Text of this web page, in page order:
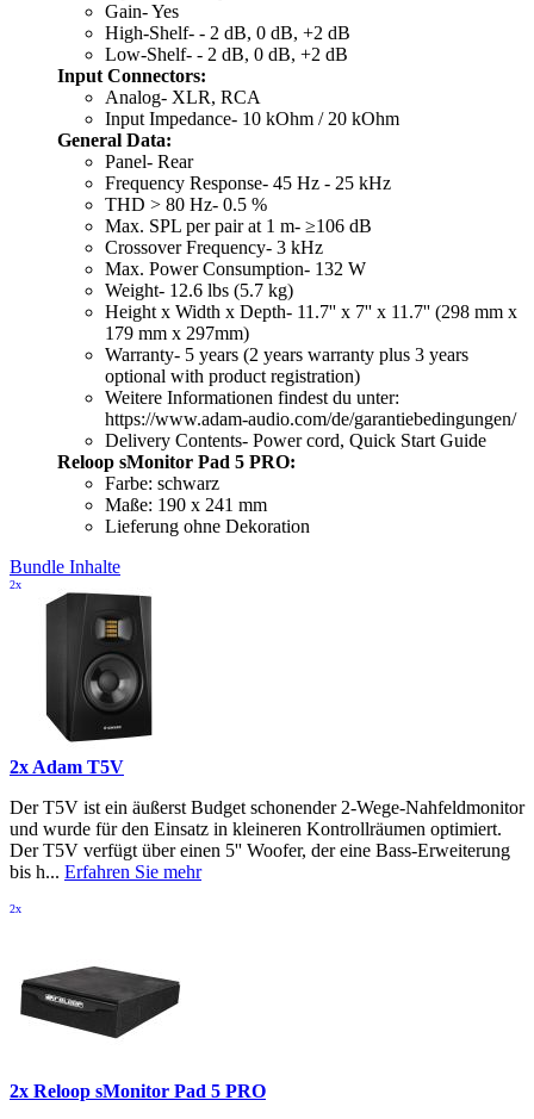
Gain- Yes
High-Shelf- - 2 dB, 0 dB, +2 dB
Low-Shelf- - 2 dB, 0 dB, +2 dB
Input Connectors:
Analog- XLR, RCA
Input Impedance- 10 kOhm / 20 kOhm
General Data:
Panel- Rear
Frequency Response- 45 Hz - 25 kHz
THD > 80 Hz- 0.5 %
Max. SPL per pair at 1 m- ≥106 dB
Crossover Frequency- 3 kHz
Max. Power Consumption- 132 W
Weight- 12.6 lbs (5.7 kg)
Height x Width x Depth- 11.7'' x 7'' x 11.7'' (298 mm x
179 mm x 297mm)
Warranty- 5 years (2 years warranty plus 3 years
optional with product registration)
Weitere Informationen findest du unter:
https://www.adam-audio.com/de/garantiebedingungen/
Delivery Contents- Power cord, Quick Start Guide
Reloop sMonitor Pad 5 PRO:
Farbe: schwarz
Maße: 190 x 241 mm
Lieferung ohne Dekoration
Bundle Inhalte
2x
2x Adam T5V
Der T5V ist ein äußerst Budget schonender 2-Wege-Nahfeldmonitor
und wurde für den Einsatz in kleineren Kontrollräumen optimiert.
Der T5V verfügt über einen 5'' Woofer, der eine Bass-Erweiterung
bis h... Erfahren Sie mehr
2x
2x Reloop sMonitor Pad 5 PRO